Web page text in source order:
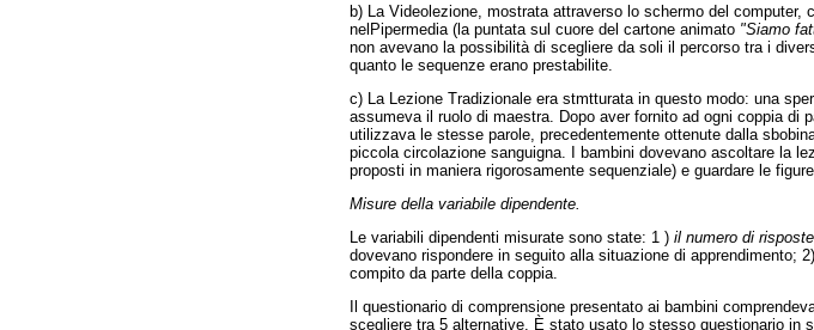
b) La Videolezione, mostrata attraverso lo schermo del
nelPipermedia (la puntata sul cuore del cartone animato "Siamo
non avevano la possibilità di scegliere da soli il percorso tra i
quanto le sequenze erano presta­bilite.
c) La Lezione Tradizionale era stmtturata in questo modo: una
assumeva il ruolo di maestra. Dopo aver fornito ad ogni coppia di
utilizzava le stesse parole, precedentemente ottenute dalla
piccola circolazione sanguigna. I bambini dovevano ascoltare la
proposti in maniera rigorosamente sequenziale) e guardare le figure.
Misure della variabile dipendente.
Le variabili dipendenti misurate sono state: 1 ) il numero di
dovevano rispondere in seguito alla situazione di apprendimento; 2)
compito da parte della coppia.
Il questionario di comprensione presentato ai bambini
scegliere tra 5 alternative. È stato usato lo stesso questionario in